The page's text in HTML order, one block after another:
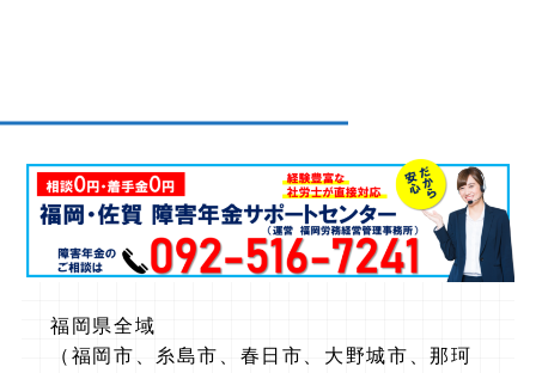
福岡県全域
（福岡市、糸島市、春日市、大野城市、那珂